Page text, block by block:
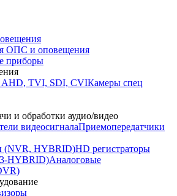
ОПС и оповещения
приборы
TVI, SDI, CVIКамеры спец
и обработки аудио/видео
видеосигналаПриемопередатчики
(NVR, HYBRID)HD регистраторы
HYBRID)Аналоговые